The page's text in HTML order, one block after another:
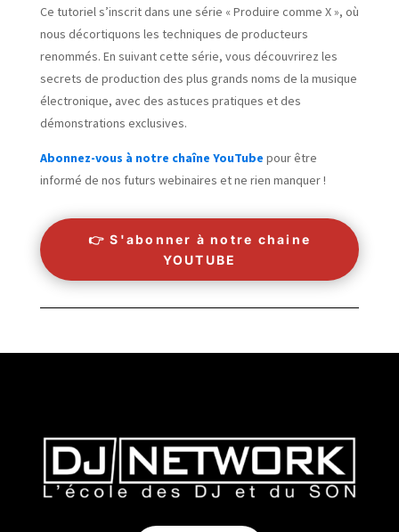
Ce tutoriel s’inscrit dans une série « Produire comme X », où
nous décortiquons les techniques de producteurs
renommés. En suivant cette série, vous découvrirez les
secrets de production des plus grands noms de la musique
électronique, avec des astuces pratiques et des
démonstrations exclusives.
Abonnez-vous à notre chaîne YouTube pour être
informé de nos futurs webinaires et ne rien manquer !
👉 S'abonner à notre chaine
YOUTUBE